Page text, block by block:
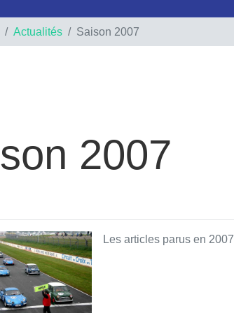
Actualités Saison 2007
2007
Les articles parus en 2007